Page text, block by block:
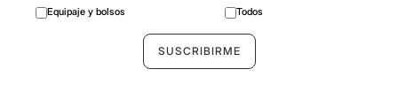
Equipaje y bolsos Todos